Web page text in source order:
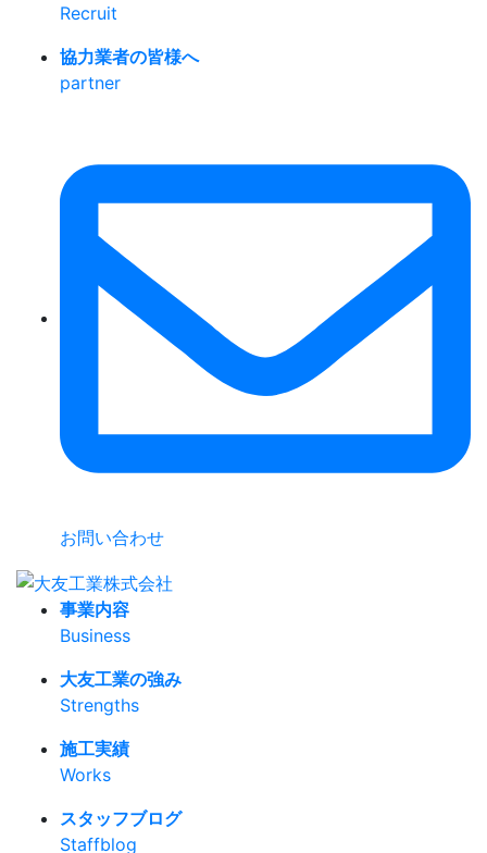
Recruit
協力業者の皆様へ
partner
お問い合わせ
事業内容
Business
大友工業の強み
Strengths
施工実績
Works
スタッフブログ
Staffblog